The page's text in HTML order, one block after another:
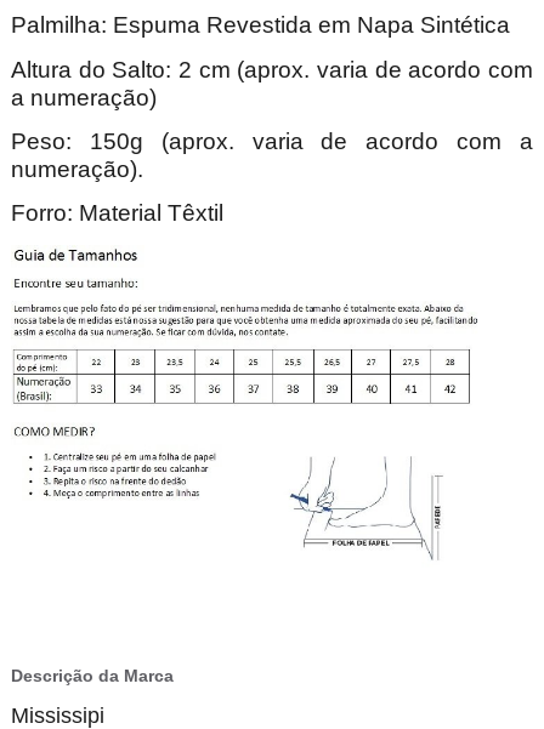
Palmilha: Espuma Revestida em Napa Sintética
Altura do Salto: 2 cm (aprox. varia de acordo com
a numeração)
Peso: 150g (aprox. varia de acordo com a
numeração).
Forro: Material Têxtil
Descrição da Marca
Mississipi